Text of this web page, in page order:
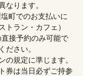
なります。
町でのお支払いに
トラン・カフェ）
接予約のみ可能で
ださい。
の規定に準じます。
券は当日必ずご持参